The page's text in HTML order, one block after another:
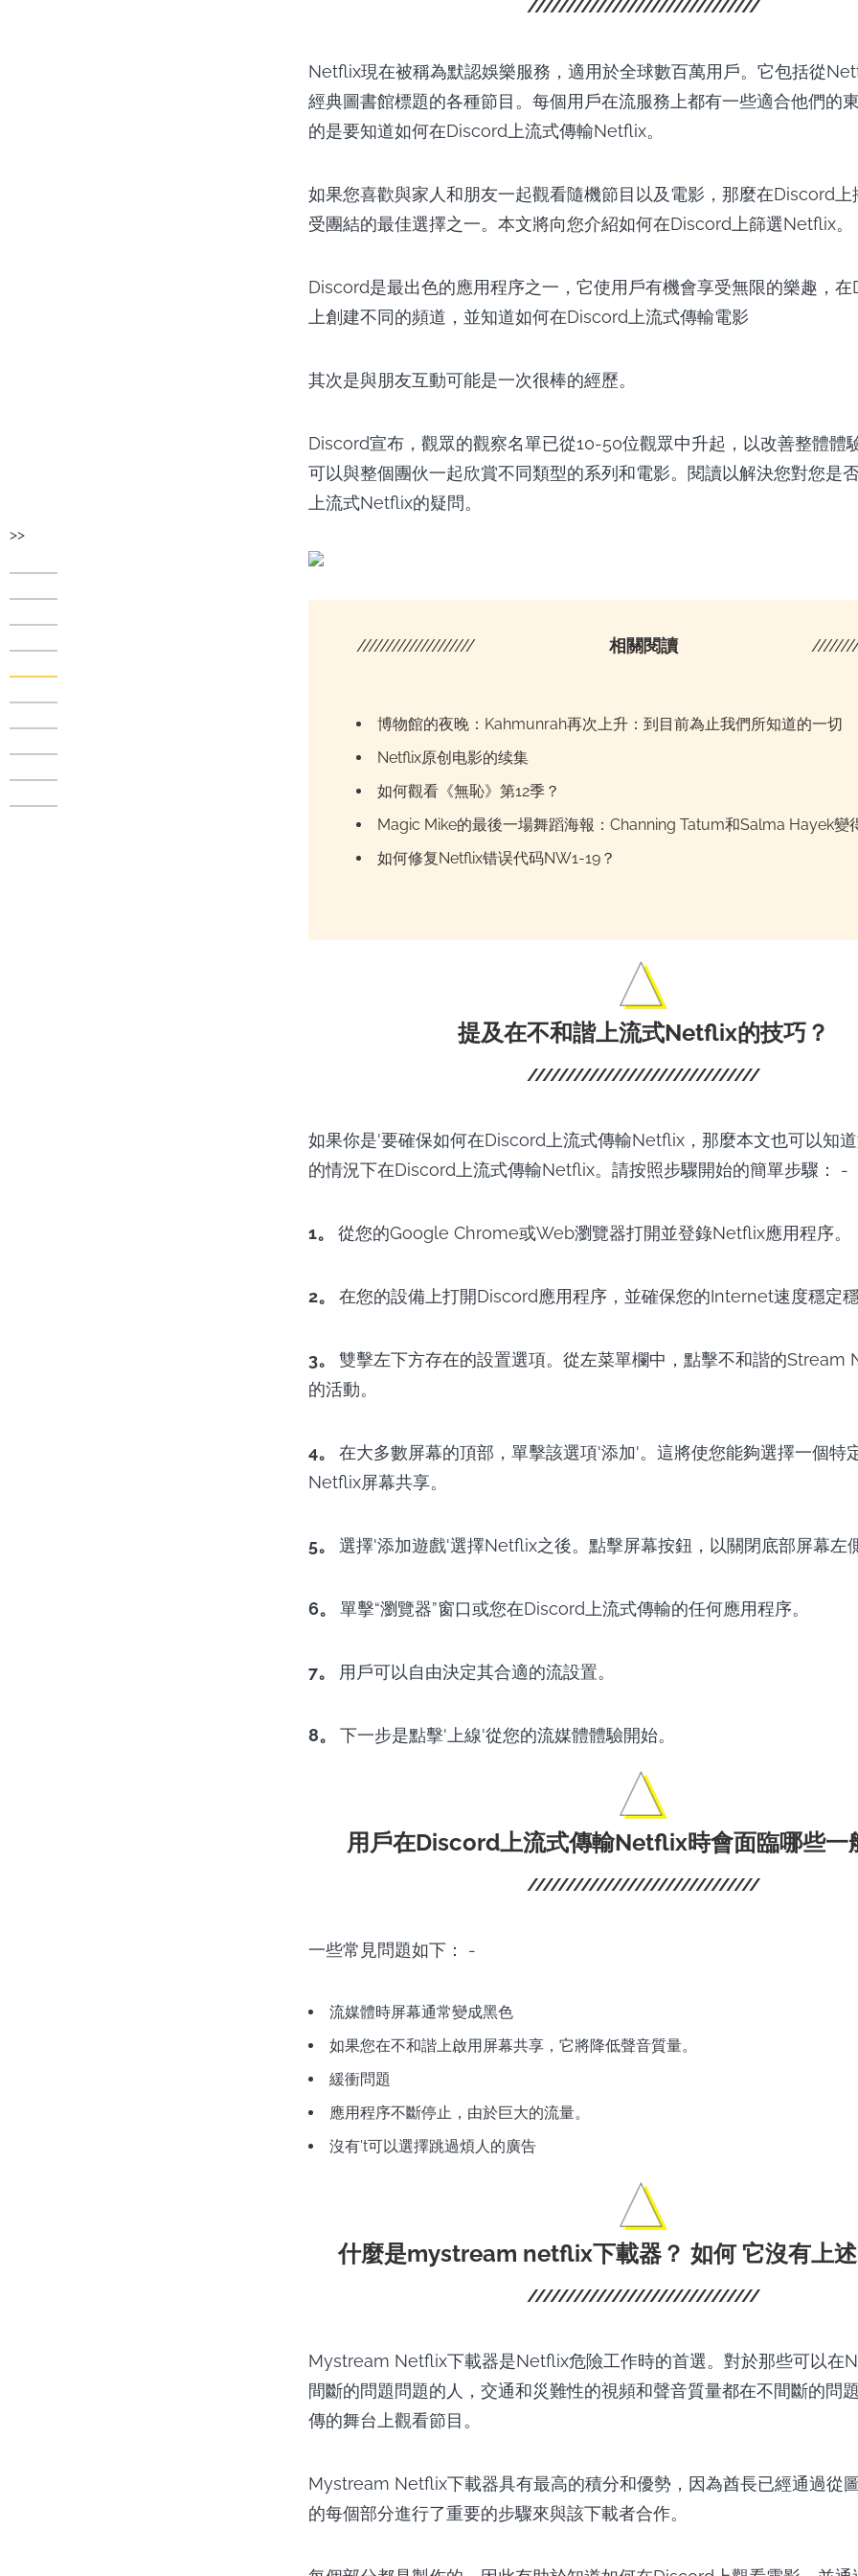
>>
Netflix現在被稱為默認娛樂服務，適用於全球數百萬用戶。它包括從
經典圖書館標題的各種節目。每個用戶在流服務上都有一些適合他們的
的是要知道如何在Discord上流式傳輸Netflix。
如果您喜歡與家人和朋友一起觀看隨機節目以及電影，那麼在Discord
受團結的最佳選擇之一。本文將向您介紹如何在Discord上篩選Netflix。
Discord是最出色的應用程序之一，它使用戶有機會享受無限的樂趣，
上創建不同的頻道，並知道如何在Discord上流式傳輸電影
其次是與朋友互動可能是一次很棒的經歷。
Discord宣布，觀眾的觀察名單已從10-50位觀眾中升起，以改善整體體
可以與整個團伙一起欣賞不同類型的系列和電影。閱讀以解決您對您是
上流式Netflix的疑問。
//////////////////// 相關閱讀
博物館的夜晚：Kahmunrah再次上升：到目前為止我們所知道的一切
Netflix原创电影的续集
如何觀看《無恥》第12季？
Magic Mike的最後一場舞蹈海報：Channing Tatum和Salma Hayek變
如何修复Netflix错误代码NW1-19？
提及在不和諧上流式Netflix的技巧？
如果你是'要確保如何在Discord上流式傳輸Netflix，那麼本文也可以知
的情況下在Discord上流式傳輸Netflix。請按照步驟開始的簡單步驟： -
1。 從您的Google Chrome或Web瀏覽器打開並登錄Netflix應用程序。
2。 在您的設備上打開Discord應用程序，並確保您的Internet速度穩定穩
3。 雙擊左下方存在的設置選項。從左菜單欄中，點擊不和諧的Stream
的活動。
4。 在大多數屏幕的頂部，單擊該選項'添加'。這將使您能夠選擇一個特
Netflix屏幕共享。
5。 選擇'添加遊戲'選擇Netflix之後。點擊屏幕按鈕，以關閉底部屏幕左
6。 單擊“瀏覽器”窗口或您在Discord上流式傳輸的任何應用程序。
7。 用戶可以自由決定其合適的流設置。
8。 下一步是點擊'上線'從您的流媒體體驗開始。
用戶在Discord上流式傳輸Netflix時會面臨哪些一
一些常見問題如下： -
流媒體時屏幕通常變成黑色
如果您在不和諧上啟用屏幕共享，它將降低聲音質量。
緩衝問題
應用程序不斷停止，由於巨大的流量。
沒有't可以選擇跳過煩人的廣告
什麼是mystream netflix下載器？ 如何 它沒有上
Mystream Netflix下載器是Netflix危險工作時的首選。對於那些可以在
間斷的問題問題的人，交通和災難性的視頻和聲音質量都在不間斷的問
傳的舞台上觀看節目。
Mystream Netflix下載器具有最高的積分和優勢，因為酋長已經通過從
的每個部分進行了重要的步驟來與該下載者合作。